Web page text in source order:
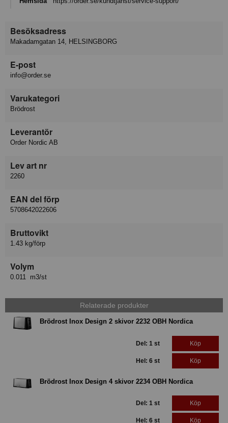
Besöksadress
Makadamgatan 14, HELSINGBORG
E-post
info@order.se
Varukategori
Brödrost
Leverantör
Order Nordic AB
Lev art nr
2260
EAN del förp
5708642022606
Bruttovikt
1.43 kg/förp
Volym
0.011 m3/st
Relaterade produkter
Brödrost Inox Design 2 skivor 2232 OBH Nordica
Del: 1 st Köp
Hel: 6 st Köp
Brödrost Inox Design 4 skivor 2234 OBH Nordica
Del: 1 st Köp
Hel: 6 st Köp